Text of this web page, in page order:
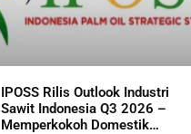
IPOSS Rilis Outlook Industri
Sawit Indonesia Q3 2026 –
Memperkokoh Domestik